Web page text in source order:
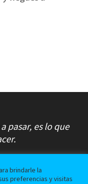
pasar, es lo que
brindarle la
preferencias y visitas